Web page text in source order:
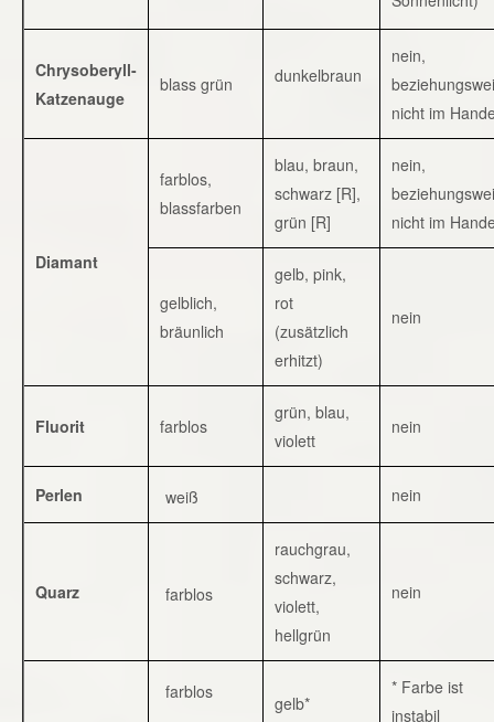
Chrysoberyll-
Katzenauge
blass grün dunkelbraun
nein,
nicht im
Diamant
farblos,
blassfarben
blau, braun,
schwarz [R],
grün [R]
nein,
nicht im
gelblich,
bräunlich
gelb, pink,
rot
(zusätzlich
erhitzt)
nein
Fluorit farblos
grün, blau,
violett
nein
Perlen weiß nein
Quarz farblos
rauchgrau,
schwarz,
violett,
hellgrün
nein
farblos
gelb*
* Farbe ist
instabil